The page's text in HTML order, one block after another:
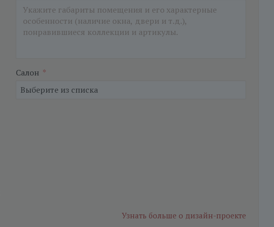
Салон *
Узнать больше о дизайн-проекте